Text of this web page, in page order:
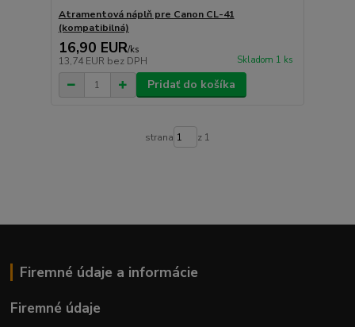
Atramentová náplň pre Canon CL-41
(kompatibilná)
16,90 EUR/ks
13,74 EUR bez DPH Skladom 1 ks
Pridať do košíka
strana z 1
Firemné údaje a informácie
Firemné údaje